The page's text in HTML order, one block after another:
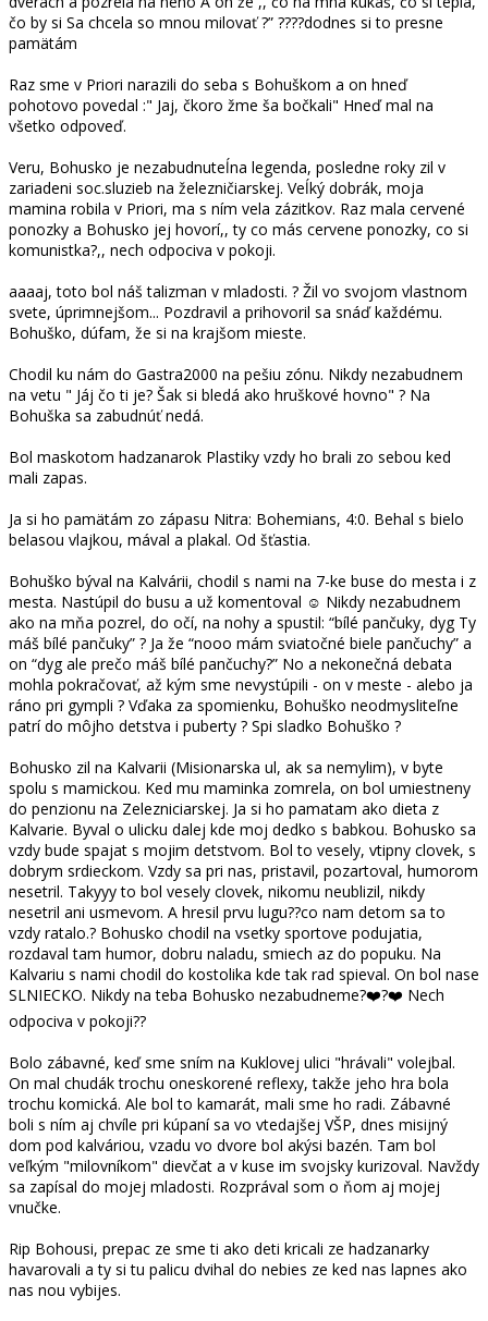
čo by si Sa chcela so mnou milovať ?” ????dodnes si to presne
pamätám
Raz sme v Priori narazili do seba s Bohuškom a on hneď
pohotovo povedal :" Jaj, čkoro žme ša bočkali" Hneď mal na
všetko odpoveď.
Veru, Bohusko je nezabudnuteĺna legenda, posledne roky zil v
zariadeni soc.sluzieb na železničiarskej. Veĺký dobrák, moja
mamina robila v Priori, ma s ním vela zázitkov. Raz mala cervené
ponozky a Bohusko jej hovorí,, ty co más cervene ponozky, co si
komunistka?,, nech odpociva v pokoji.
aaaaj, toto bol náš talizman v mladosti. ? Žil vo svojom vlastnom
svete, úprimnejšom... Pozdravil a prihovoril sa snáď každému.
Bohuško, dúfam, že si na krajšom mieste.
Chodil ku nám do Gastra2000 na pešiu zónu. Nikdy nezabudnem
na vetu " Jáj čo ti je? Šak si bledá ako hruškové hovno" ? Na
Bohuška sa zabudnúť nedá.
Bol maskotom hadzanarok Plastiky vzdy ho brali zo sebou ked
mali zapas.
Ja si ho pamätám zo zápasu Nitra: Bohemians, 4:0. Behal s bielo
belasou vlajkou, mával a plakal. Od šťastia.
Bohuško býval na Kalvárii, chodil s nami na 7-ke buse do mesta i z
mesta. Nastúpil do busu a už komentoval ☺️ Nikdy nezabudnem
ako na mňa pozrel, do očí, na nohy a spustil: “bílé pančuky, dyg Ty
máš bílé pančuky” ? Ja že “nooo mám sviatočné biele pančuchy” a
on “dyg ale prečo máš bílé pančuchy?” No a nekonečná debata
mohla pokračovať, až kým sme nevystúpili - on v meste - alebo ja
ráno pri gympli ? Vďaka za spomienku, Bohuško neodmysliteľne
patrí do môjho detstva i puberty ? Spi sladko Bohuško ?
Bohusko zil na Kalvarii (Misionarska ul, ak sa nemylim), v byte
spolu s mamickou. Ked mu maminka zomrela, on bol umiestneny
do penzionu na Zelezniciarskej. Ja si ho pamatam ako dieta z
Kalvarie. Byval o ulicku dalej kde moj dedko s babkou. Bohusko sa
vzdy bude spajat s mojim detstvom. Bol to vesely, vtipny clovek, s
dobrym srdieckom. Vzdy sa pri nas, pristavil, pozartoval, humorom
nesetril. Takyyy to bol vesely clovek, nikomu neublizil, nikdy
nesetril ani usmevom. A hresil prvu lugu??co nam detom sa to
vzdy ratalo.? Bohusko chodil na vsetky sportove podujatia,
rozdaval tam humor, dobru naladu, smiech az do popuku. Na
Kalvariu s nami chodil do kostolika kde tak rad spieval. On bol nase
SLNIECKO. Nikdy na teba Bohusko nezabudneme?❤️?❤️ Nech
odpociva v pokoji??
Bolo zábavné, keď sme sním na Kuklovej ulici "hrávali" volejbal.
On mal chudák trochu oneskorené reflexy, takže jeho hra bola
trochu komická. Ale bol to kamarát, mali sme ho radi. Zábavné
boli s ním aj chvíle pri kúpaní sa vo vtedajšej VŠP, dnes misijný
dom pod kalváriou, vzadu vo dvore bol akýsi bazén. Tam bol
veľkým "milovníkom" dievčat a v kuse im svojsky kurizoval. Navždy
sa zapísal do mojej mladosti. Rozprával som o ňom aj mojej
vnučke.
Rip Bohousi, prepac ze sme ti ako deti kricali ze hadzanarky
havarovali a ty si tu palicu dvihal do nebies ze ked nas lapnes ako
nas nou vybijes.